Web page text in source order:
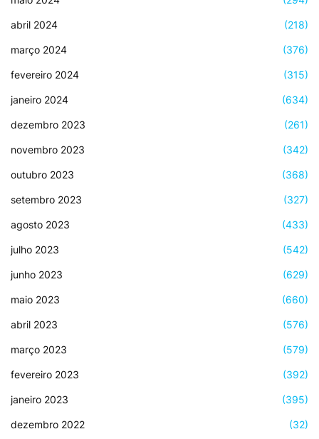
abril 2024 (218)
março 2024 (376)
fevereiro 2024 (315)
janeiro 2024 (634)
dezembro 2023 (261)
novembro 2023 (342)
outubro 2023 (368)
setembro 2023 (327)
agosto 2023 (433)
julho 2023 (542)
junho 2023 (629)
maio 2023 (660)
abril 2023 (576)
março 2023 (579)
fevereiro 2023 (392)
janeiro 2023 (395)
dezembro 2022 (32)